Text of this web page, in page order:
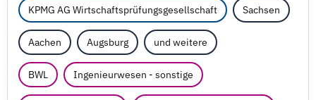
KPMG AG Wirtschaftsprüfungsgesellschaft Sachsen
Aachen Augsburg und weitere
BWL Ingenieurwesen - sonstige